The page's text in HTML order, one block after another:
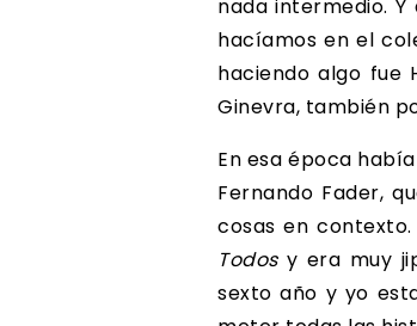
nada intermedio.
hacíamos en el
haciendo algo fue
Ginevra, también
En esa época
Fernando Fader,
cosas en
Todosy era muy
sexto año y yo